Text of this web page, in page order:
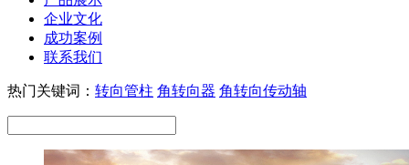
企业文化
成功案例
联系我们
热门关键词： 转向管柱 角转向器 角转向传动轴